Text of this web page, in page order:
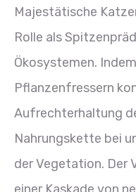
Majestätische
Rolle als
Ökosystemen.
Pflanzenfressern
Aufrechterhaltung
Nahrungskette bei
der Vegetation. Der